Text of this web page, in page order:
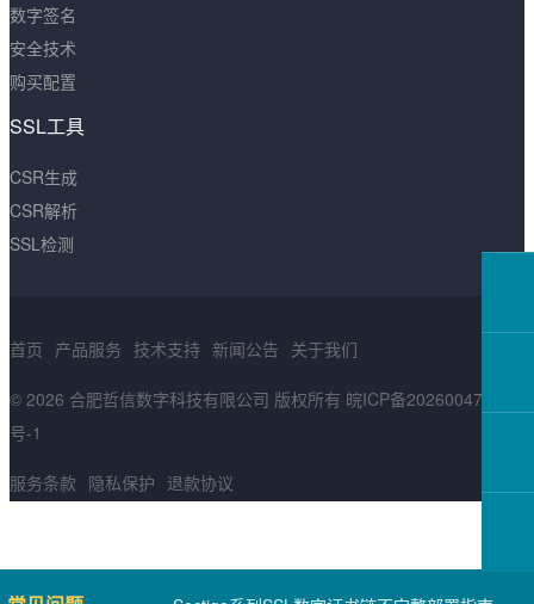
数字签名
安全技术
购买配置
SSL工具
CSR生成
CSR解析
SSL检测
首页 产品服务 技术支持 新闻公告 关于我们
© 2026 合肥哲信数字科技有限公司 版权所有 皖ICP备2026004783
号-1
服务条款 隐私保护 退款协议